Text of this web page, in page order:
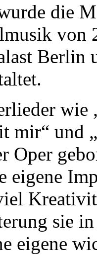
die
von
Berlin
wie
mir“ und
Oper
eigene
sie
eigene